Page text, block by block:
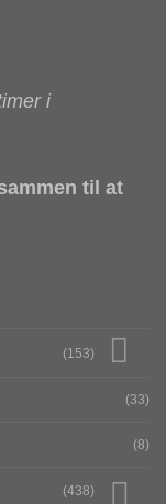
i
til at
(153)
(33)
(8)
(438)